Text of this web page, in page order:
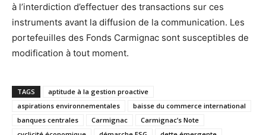
à l’interdiction d’effectuer des transactions sur ces
instruments avant la diffusion de la communication. Les
portefeuilles des Fonds Carmignac sont susceptibles de
modification à tout moment.
TAGS
aptitude à la gestion proactive
aspirations environnementales
baisse du commerce international
banques centrales
Carmignac
Carmignac’s Note